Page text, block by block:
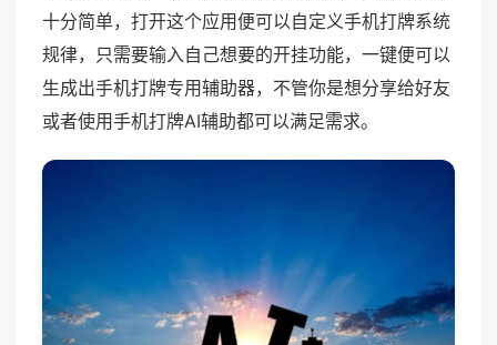
十分简单，打开这个应用便可以自定义手机打牌系统
规律，只需要输入自己想要的开挂功能，一键便可以
生成出手机打牌专用辅助器，不管你是想分享给好友
或者使用手机打牌AI辅助都可以满足需求。